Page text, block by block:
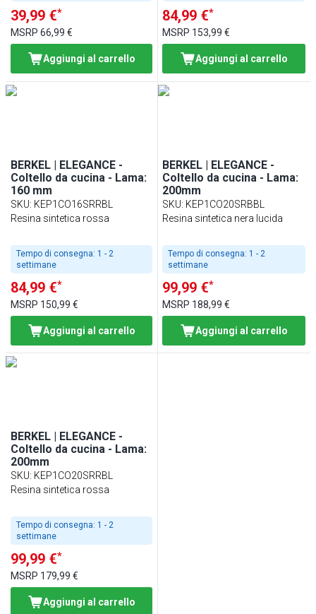
39,99 €*
MSRP 66,99 €
Aggiungi al carrello
84,99 €*
MSRP 153,99 €
Aggiungi al carrello
BERKEL | ELEGANCE -
Coltello da cucina - Lama:
160 mm
SKU: KEP1CO16SRRBL
Resina sintetica rossa
Tempo di consegna: 1 - 2
settimane
84,99 €*
MSRP 150,99 €
Aggiungi al carrello
BERKEL | ELEGANCE -
Coltello da cucina - Lama:
200mm
SKU: KEP1CO20SRBBL
Resina sintetica nera lucida
Tempo di consegna: 1 - 2
settimane
99,99 €*
MSRP 188,99 €
Aggiungi al carrello
BERKEL | ELEGANCE -
Coltello da cucina - Lama:
200mm
SKU: KEP1CO20SRRBL
Resina sintetica rossa
Tempo di consegna: 1 - 2
settimane
99,99 €*
MSRP 179,99 €
Aggiungi al carrello